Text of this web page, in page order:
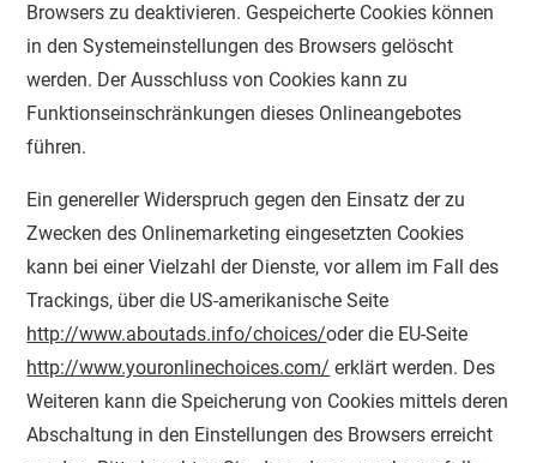
Browsers zu deaktivieren. Gespeicherte Cookies können
in den Systemeinstellungen des Browsers gelöscht
werden. Der Ausschluss von Cookies kann zu
Funktionseinschränkungen dieses Onlineangebotes
führen.
Ein genereller Widerspruch gegen den Einsatz der zu
Zwecken des Onlinemarketing eingesetzten Cookies
kann bei einer Vielzahl der Dienste, vor allem im Fall des
Trackings, über die US-amerikanische Seite
http://www.aboutads.info/choices/oder die EU-Seite
http://www.youronlinechoices.com/ erklärt werden. Des
Weiteren kann die Speicherung von Cookies mittels deren
Abschaltung in den Einstellungen des Browsers erreicht